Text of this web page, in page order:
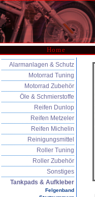
Home
Alarmanlagen & Schutz
Motorrad Tuning
Motorrad Zubehör
Öle & Schmierstoffe
Reifen Dunlop
Reifen Metzeler
Reifen Michelin
Reinigungsmittel
Roller Tuning
Roller Zubehör
Sonstiges
Tankpads & Aufkleber
Felgenband